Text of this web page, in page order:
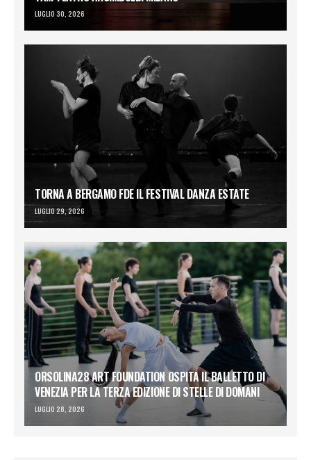
LUGLIO 30, 2026
TORNA A BERGAMO FDE IL FESTIVAL DANZA ESTATE
LUGLIO 29, 2026
ORSOLINA28 ART FOUNDATION OSPITA IL BALLETTO DI
VENEZIA PER LA TERZA EDIZIONE DI STELLE DI DOMANI
LUGLIO 28, 2026